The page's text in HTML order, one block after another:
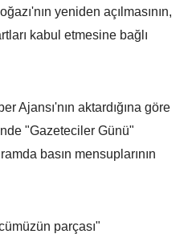
yeniden açılmasının,
kabul etmesine bağlı
Ajansı'nın aktardığına göre
"Gazeteciler Günü"
basın mensuplarının
parçası"